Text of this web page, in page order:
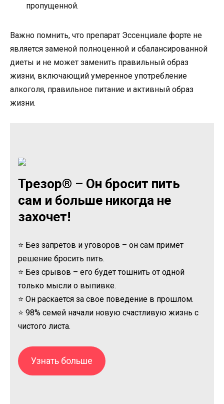
пропущенной.
Важно помнить, что препарат Эссенциале форте не
является заменой полноценной и сбалансированной
диеты и не может заменить правильный образ
жизни, включающий умеренное употребление
алкоголя, правильное питание и активный образ
жизни.
Трезор® – Он бросит пить
сам и больше никогда не
захочет!
⭐ Без запретов и уговоров – он сам примет
решение бросить пить.
⭐ Без срывов – его будет тошнить от одной
только мысли о выпивке.
⭐ Он раскается за свое поведение в прошлом.
⭐ 98% семей начали новую счастливую жизнь с
чистого листа.
Узнать больше